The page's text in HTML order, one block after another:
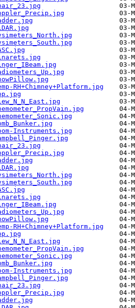
RH+Chimney+Platform.jpg
Instruments.jpg
RH+Chimney+Platform.jpg
Instruments.jpg